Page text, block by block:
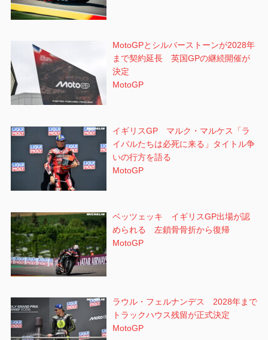
MotoGPとシルバーストーンが2028年
まで契約延長 英国GPの継続開催が
決定
MotoGP
イギリスGP マルク・マルケス「ラ
イバルたちは必死に来る」タイトル争
いの行方を語る
MotoGP
ベッツェッキ イギリスGP出場が認
められる 左鎖骨骨折から復帰
MotoGP
ラウル・フェルナンデス 2028年まで
トラックハウス残留が正式決定
MotoGP